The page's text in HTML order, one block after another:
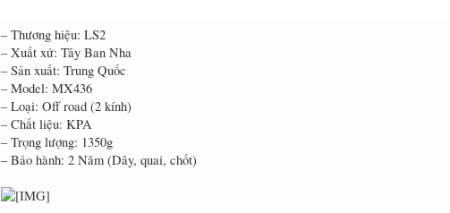
– Thương hiệu: LS2
– Xuất xứ: Tây Ban Nha
– Sản xuất: Trung Quốc
– Model: MX436
– Loại: Off road (2 kính)
– Chất liệu: KPA
– Trọng lượng: 1350g
– Bảo hành: 2 Năm (Dây, quai, chốt)